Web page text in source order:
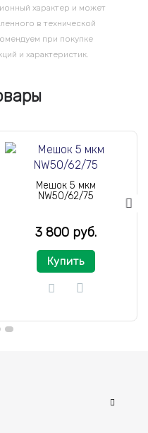
характер и может
в технической
при покупке
и характеристик.
Мешок 5 мкм
NW50/62/75
3 800 руб.
Купить